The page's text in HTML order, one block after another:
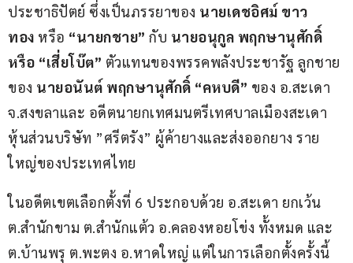
ประชาธิปัตย์ ซึ่งเป็นภรรยาของ นายเดชอิศม์ ขาว
ทอง หรือ “นายกชาย” กับ นายอนุกูล พฤกษานุศักดิ์
หรือ “เสี่ยโบ๊ต” ตัวแทนของพรรคพลังประชารัฐ ลูกชาย
ของ นายอนันต์ พฤกษานุศักดิ์ “คหบดี” ของ อ.สะเดา
จ.สงขลาและ อดีตนายกเทศมนตรีเทศบาลเมืองสะเดา
หุ้นส่วนบริษัท ”ศรีตรัง” ผู้ค้ายางและส่งออกยาง ราย
ใหญ่ของประเทศไทย
ในอดีตเขตเลือกตั้งที่ 6 ประกอบด้วย อ.สะเดา ยกเว้น
ต.สำนักขาม ต.สำนักแต้ว อ.คลองหอยโข่ง ทั้งหมด และ
ต.บ้านพรุ ต.พะตง อ.หาดใหญ่ แต่ในการเลือกตั้งครั้งนี้